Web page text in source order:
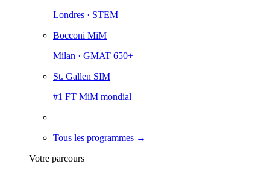
Londres · STEM
Bocconi MiM
Milan · GMAT 650+
St. Gallen SIM
#1 FT MiM mondial
Tous les programmes →
Votre parcours